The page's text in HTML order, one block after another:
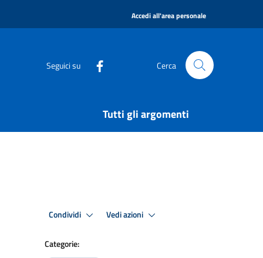
Accedi all'area personale
Seguici su Cerca
Tutti gli argomenti
Condividi Vedi azioni
Categorie: